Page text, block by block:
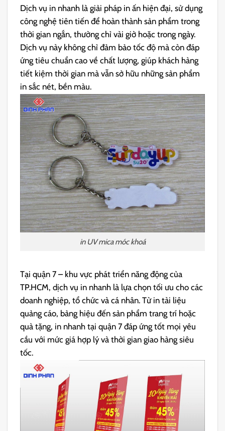
Dịch vụ in nhanh là giải pháp in ấn hiện đại, sử dụng
công nghệ tiên tiến để hoàn thành sản phẩm trong
thời gian ngắn, thường chỉ vài giờ hoặc trong ngày.
Dịch vụ này không chỉ đảm bảo tốc độ mà còn đáp
ứng tiêu chuẩn cao về chất lượng, giúp khách hàng
tiết kiệm thời gian mà vẫn sở hữu những sản phẩm
in sắc nét, bền màu.
in UV mica móc khoá
Tại quận 7 – khu vực phát triển năng động của
TP.HCM, dịch vụ in nhanh là lựa chọn tối ưu cho các
doanh nghiệp, tổ chức và cá nhân. Từ in tài liệu
quảng cáo, bảng hiệu đến sản phẩm trang trí hoặc
quà tặng, in nhanh tại quận 7 đáp ứng tốt mọi yêu
cầu với mức giá hợp lý và thời gian giao hàng siêu
tốc.